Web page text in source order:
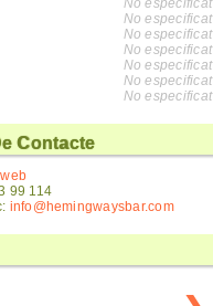
No especificat
No especificat
No especificat
No especificat
No especificat
No especificat
No especificat
Contacte
99 114
info@hemingwaysbar.com